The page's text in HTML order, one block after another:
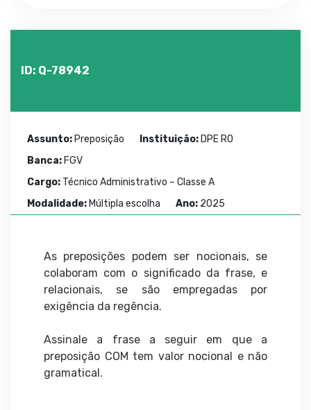
ID: Q-78942
Assunto: Preposição Instituição: DPE RO
Banca: FGV
Cargo: Técnico Administrativo – Classe A
Modalidade: Múltipla escolha Ano: 2025
As preposições podem ser nocionais, se
colaboram com o significado da frase, e
relacionais, se são empregadas por
exigência da regência.
Assinale a frase a seguir em que a
preposição COM tem valor nocional e não
gramatical.